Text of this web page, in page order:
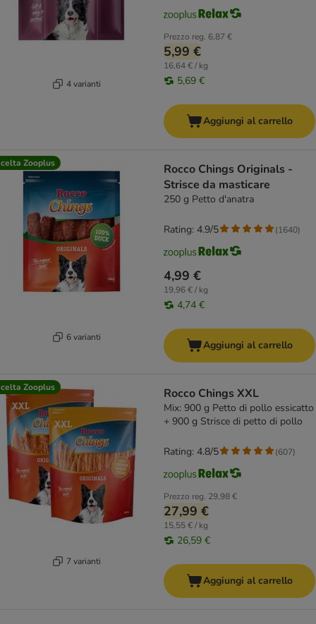
4 varianti
Prezzo reg. 6,87 €
5,99 €
16,64 € / kg
5,69 €
Aggiungi al carrello
Zooplus
6 varianti
Rocco Chings Originals -
Strisce da masticare
250 g Petto d'anatra
4,99 €
19,96 € / kg
4,74 €
Rating: 4.9/5 (1640)
Aggiungi al carrello
Zooplus
7 varianti
Rocco Chings XXL
Mix: 900 g Petto di pollo essicatto
+ 900 g Strisce di petto di pollo
Prezzo reg. 29,98 €
27,99 €
15,55 € / kg
26,59 €
Rating: 4.8/5 (607)
Aggiungi al carrello